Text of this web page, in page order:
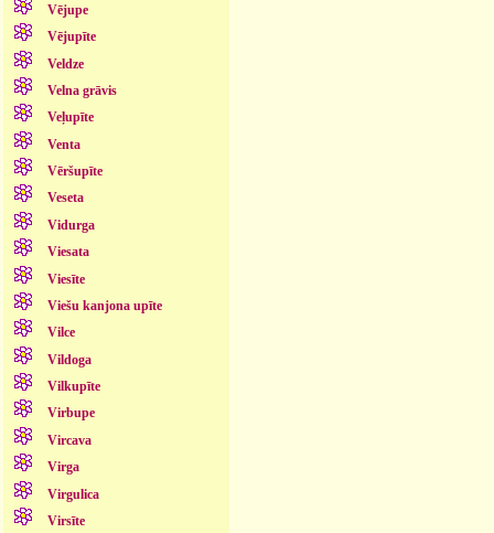
Vējupe
Vējupīte
Veldze
Velna grāvis
Veļupīte
Venta
Vēršupīte
Veseta
Vidurga
Viesata
Viesīte
Viešu kanjona upīte
Vilce
Vildoga
Vilkupīte
Virbupe
Vircava
Virga
Virgulica
Virsīte